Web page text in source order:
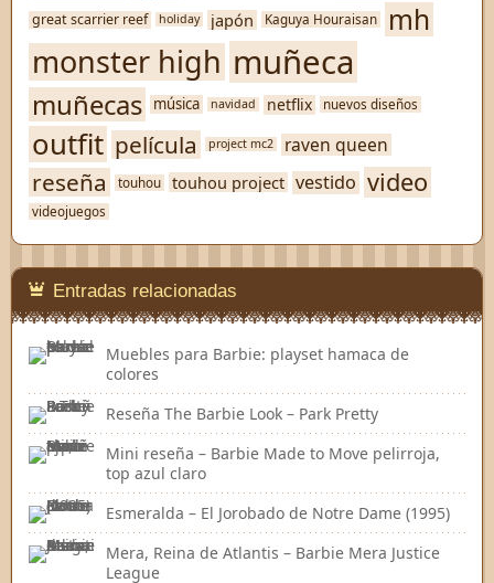
great scarrier reef holiday japón Kaguya Houraisan mh
monster high muñeca
muñecas música navidad netflix nuevos diseños
outfit película project mc2 raven queen
reseña touhou touhou project vestido video
videojuegos
Entradas relacionadas
Muebles para Barbie: playset hamaca de
colores
Reseña The Barbie Look – Park Pretty
Mini reseña – Barbie Made to Move pelirroja,
top azul claro
Esmeralda – El Jorobado de Notre Dame (1995)
Mera, Reina de Atlantis – Barbie Mera Justice
League